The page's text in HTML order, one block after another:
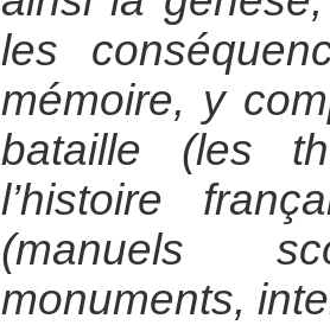
les
mémoire, y
bataille (les
l’histoire
(manuels
monuments,